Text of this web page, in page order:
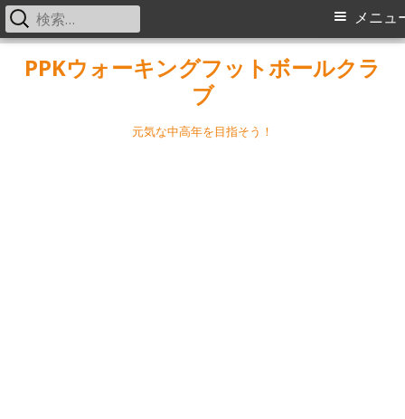
PPKウォーキングフットボールクラ
ブ
元気な中高年を目指そう！
メ
メニュ
検
索: